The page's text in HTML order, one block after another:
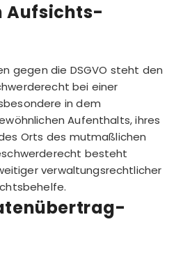
Aufsichts­
gegen die DSGVO steht den
bei einer
in dem
Aufenthalts, ihres
Orts des mutmaßlichen
besteht
verwaltungsrechtlicher